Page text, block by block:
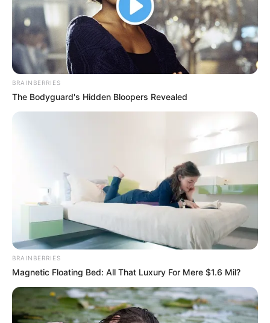
Περισσότερα νέα από την Εύβοια
Συναγερμός για φωτιά έξω από τη Χαλκίδα
ΣΥΝΕΧΗΣ ΕΝΗΜΕΡΩΣΗ
Τραγωδία σε παραλία της Χαλκίδας για
62χρονο άντρα
Τραγωδία στη Χαλκίδα: Βρήκαν έναν άντρα
νεκρό
Ακολουθήστε το evianews.com στοGoogle
BRAINBERRIES
The Bodyguard's Hidden Bloopers Revealed
BRAINBERRIES
Magnetic Floating Bed: All That Luxury For Mere $1.6 Mil?